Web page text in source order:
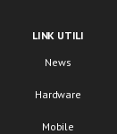
LINK UTILI
News
Hardware
Mobile